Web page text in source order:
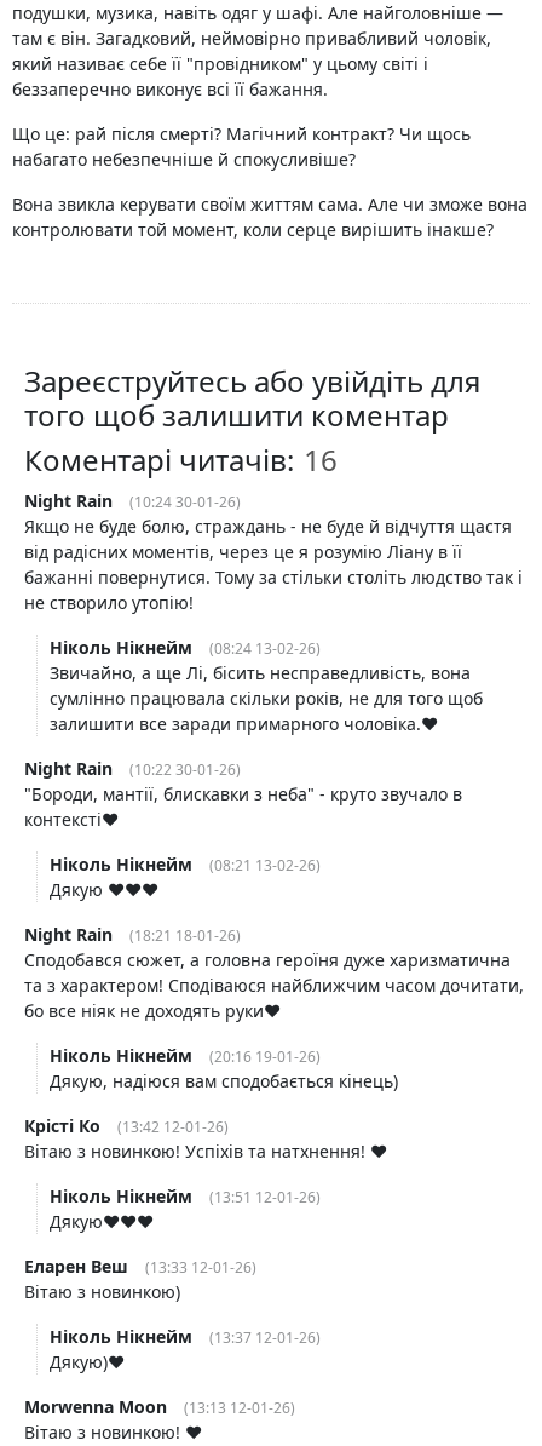
подушки, музика, навіть одяг у шафі. Але найголовніше —
там є він. Загадковий, неймовірно привабливий чоловік,
який називає себе її "провідником" у цьому світі і
беззаперечно виконує всі її бажання.
Що це: рай після смерті? Магічний контракт? Чи щось
набагато небезпечніше й спокусливіше?
Вона звикла керувати своїм життям сама. Але чи зможе вона
контролювати той момент, коли серце вирішить інакше?
Зареєструйтесь або увійдіть для
того щоб залишити коментар
Коментарі читачів:
Night Rain (10:24 30-01-26)
Якщо не буде болю, страждань - не буде й відчуття щастя
від радісних моментів, через це я розумію Ліану в її
бажанні повернутися. Тому за стільки століть людство так і
не створило утопію!
Ніколь Нікнейм
(08:24 13-02-26)
Звичайно, а ще Лі, бісить несправедливість, вона
сумлінно працювала скільки років, не для того щоб
залишити все заради примарного чоловіка.❤️
Night Rain
(10:22 30-01-26)
"Бороди, мантії, блискавки з неба" - круто звучало в
контексті❤️
Ніколь Нікнейм
(08:21 13-02-26)
Дякую ❤️❤️❤️
Night Rain
(18:21 18-01-26)
Сподобався сюжет, а головна героїня дуже харизматична
та з характером! Сподіваюся найближчим часом дочитати,
бо все ніяк не доходять руки❤️
Ніколь Нікнейм
(20:16 19-01-26)
Дякую, надіюся вам сподобається кінець)
Крісті Ко
(13:42 12-01-26)
Вітаю з новинкою! Успіхів та натхнення! ❤️
Ніколь Нікнейм
(13:51 12-01-26)
Дякую❤️❤️❤️
Еларен Веш
(13:33 12-01-26)
Вітаю з новинкою)
Ніколь Нікнейм
(13:37 12-01-26)
Дякую)❤️
Morwenna Moon
(13:13 12-01-26)
Вітаю з новинкою! ❤️